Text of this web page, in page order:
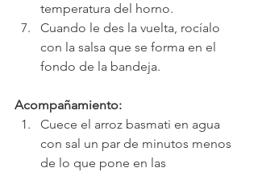
temperatura del horno.
Cuando le des la vuelta, rocíalo
con la salsa que se forma en el
fondo de la bandeja.
Acompañamiento:
Cuece el arroz basmati en agua
con sal un par de minutos menos
de lo que pone en las